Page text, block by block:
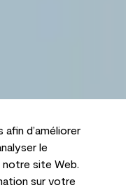
d’améliorer
le
site Web.
sur votre